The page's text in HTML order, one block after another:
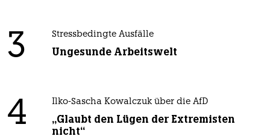
3 Stressbedingte Ausfälle
Ungesunde Arbeitswelt
4 Ilko-Sascha Kowalczuk über die AfD
„Glaubt den Lügen der Extremisten
nicht“